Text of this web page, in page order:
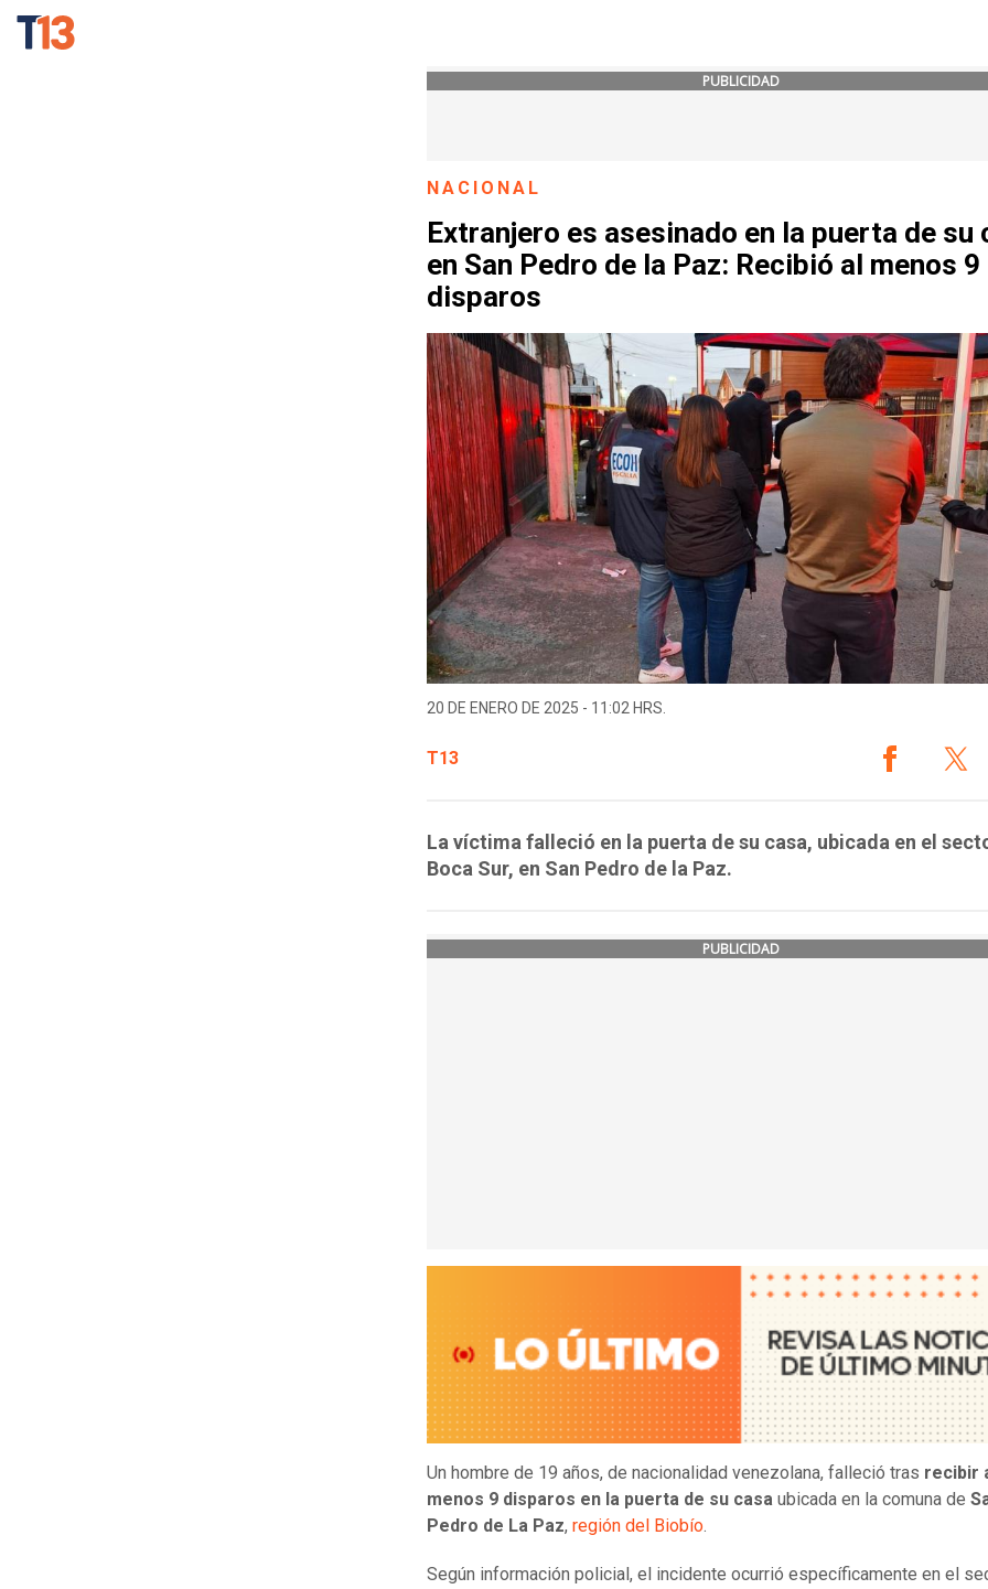
PUBLICIDAD
NACIONAL
Extranjero es asesinado en la puerta de su
en San Pedro de la Paz: Recibió al menos 9
disparos
20 DE ENERO DE 2025 - 11:02 HRS.
T13
La víctima falleció en la puerta de su casa, ubicada en el
Boca Sur, en San Pedro de la Paz.
PUBLICIDAD
Un hombre de 19 años, de nacionalidad venezolana, falleció tras recibir
menos 9 disparos en la puerta de su casa ubicada en la comuna de
Pedro de La Paz, región del Biobío.
Según información policial, el incidente ocurrió específicamente en el